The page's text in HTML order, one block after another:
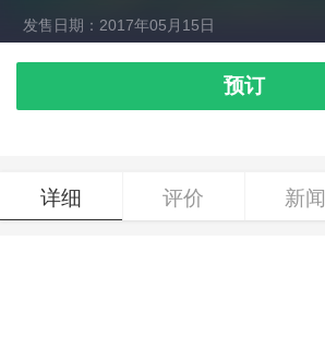
发售日期：2017年05月15日
预订
详细 评价 新闻